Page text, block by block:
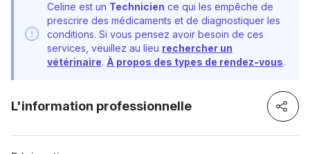
Celine est un Technicien ce qui les empêche de
prescrire des médicaments et de diagnostiquer les
conditions. Si vous pensez avoir besoin de ces
services, veuillez au lieu rechercher un
vétérinaire. À propos des types de rendez-vous.
L'information professionnelle